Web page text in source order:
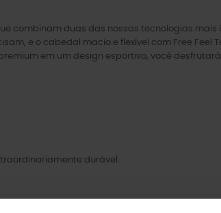
combinam duas das nossas tecnologias mais
e o cabedal macio e flexível com Free
em um design esportivo, você
durável